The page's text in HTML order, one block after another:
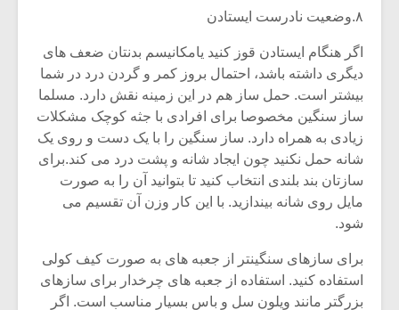
۸.وضعیت نادرست ایستادن
اگر هنگام ایستادن قوز کنید یامکانیسم بدنتان ضعف های
دیگری داشته باشد، احتمال بروز کمر و گردن درد در شما
بیشتر است. حمل ساز هم در این زمینه نقش دارد. مسلما
ساز سنگین مخصوصا برای افرادی با جثه کوچک مشکلات
زیادی به همراه دارد. ساز سنگین را با یک دست و روی یک
شانه حمل نکنید چون ایجاد شانه و پشت درد می کند.برای
سازتان بند بلندی انتخاب کنید تا بتوانید آن را به صورت
مایل روی شانه بیندازید. با این کار وزن آن تقسیم می
شود.
برای سازهای سنگینتر از جعبه های به صورت کیف کولی
استفاده کنید. استفاده از جعبه های چرخدار برای سازهای
بزرگتر مانند ویلون سل و باس بسیار مناسب است. اگر
یادداشتی بر موسیقی
متن فیلم «متری
شیش و نیم»
اگر نمی توانی
دوره
موسیقی
موسیقی
برگزار